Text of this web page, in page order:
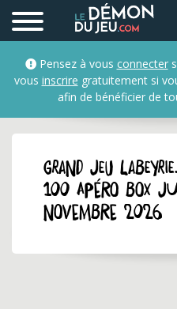
Pensez à vous connecter
vous inscrire gratuitement si
afin de bénéficier de
GRAND JEU
100 Apéro Box
novembre 2026